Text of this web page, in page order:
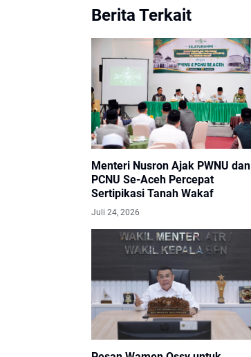
Berita Terkait
Menteri Nusron Ajak PWNU dan
PCNU Se-Aceh Percepat
Sertipikasi Tanah Wakaf
Juli 24, 2026